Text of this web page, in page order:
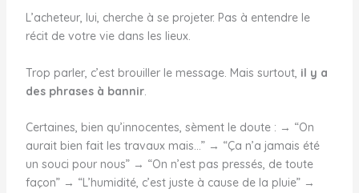
L’acheteur, lui, cherche à se projeter. Pas à entendre le
récit de votre vie dans les lieux.
Trop parler, c’est brouiller le message. Mais surtout, il y a
des phrases à bannir.
Certaines, bien qu’innocentes, sèment le doute : → “On
aurait bien fait les travaux mais…” → “Ça n’a jamais été
un souci pour nous” → “On n’est pas pressés, de toute
façon” → “L’humidité, c’est juste à cause de la pluie” →